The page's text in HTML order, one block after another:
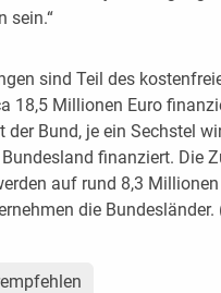
sein.“
sind Teil des
18,5 Millionen Euro
Bund, je ein Sechstel
finanziert. Die
auf rund 8,3
die Bundesländer.